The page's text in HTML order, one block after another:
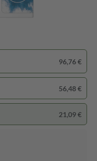
96,76 €
56,48 €
21,09 €